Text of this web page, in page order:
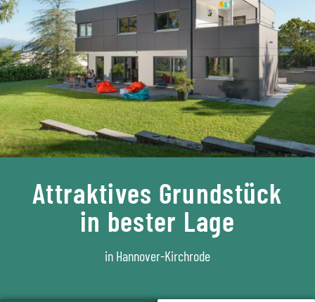
Attraktives Grundstück
in bester Lage
in Hannover-Kirchrode